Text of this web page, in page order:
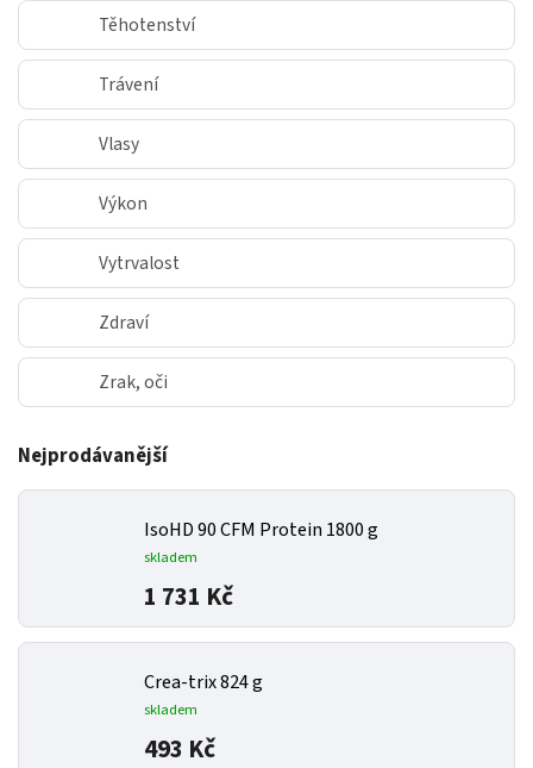
Těhotenství
Trávení
Vlasy
Výkon
Vytrvalost
Zdraví
Zrak, oči
Nejprodávanější
IsoHD 90 CFM Protein 1800 g
skladem
1 731 Kč
Crea-trix 824 g
skladem
493 Kč